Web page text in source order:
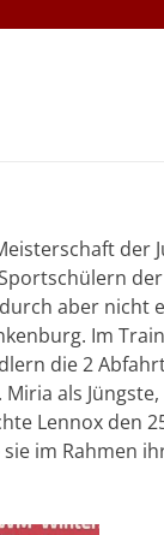
der
aber nicht
Im
die 2
als
Lennox den
im Rahmen